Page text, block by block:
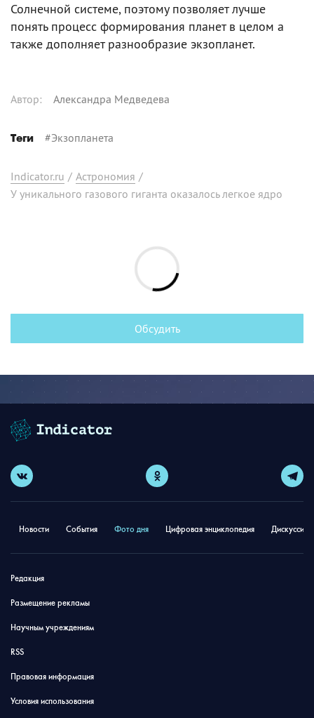
Солнечной системе, поэтому позволяет лучше
понять процесс формирования планет в целом а
также дополняет разнообразие экзопланет.
Автор: Александра Медведева
Теги #Экзопланета
Indicator.ru / Астрономия /
У уникального газового гиганта оказалось легкое ядро
Обсудить
Новости События Фото дня Цифровая энциклопедия
Редакция
Размещение рекламы
Научным учреждениям
RSS
Правовая информация
Условия использования